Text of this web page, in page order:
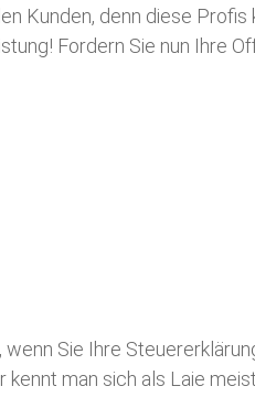
Kunden, denn diese
Fordern Sie nun Ihre
wenn Sie Ihre
man sich als Laie